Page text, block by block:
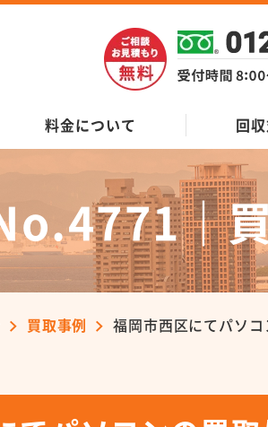
料金について 回
｜
買取事例 福岡市西区にてパソ